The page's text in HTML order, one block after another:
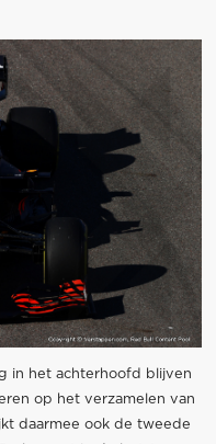
in het achterhoofd blijven
op het verzamelen van
daarmee ook de tweede